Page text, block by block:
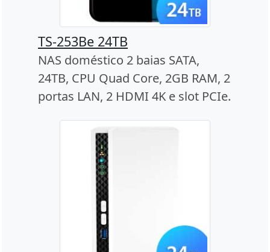
TS-253Be 24TB
NAS doméstico 2 baias SATA,
24TB, CPU Quad Core, 2GB RAM, 2
portas LAN, 2 HDMI 4K e slot PCIe.